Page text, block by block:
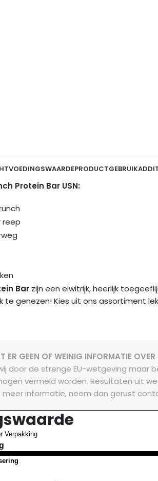
VOEDINGSWAARDEPRODUCTGEBRUIK
Protein Bar USN:
reep
Bar zijn een eiwitrijk, heerlijk
te genezen! Kies uit ons assortiment
ER GEEN OF WEINIG INFORMATIE
door de strenge EU-wetgeving maar
vermeld worden. Resultaten uit
informatie, neem dan gerust
Verpakking